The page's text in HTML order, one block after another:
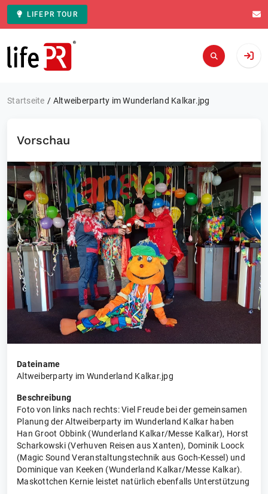
LIFEPR TOUR
Zur Startseite
Startseite Altweiberparty im Wunderland Kalkar.jpg
Vorschau
Dateiname
Altweiberparty im Wunderland Kalkar.jpg
Beschreibung
Foto von links nach rechts: Viel Freude bei der gemeinsamen
Planung der Altweiberparty im Wunderland Kalkar haben
Han Groot Obbink (Wunderland Kalkar/Messe Kalkar), Horst
Scharkowski (Verhuven Reisen aus Xanten), Dominik Loock
(Magic Sound Veranstaltungstechnik aus Goch-Kessel) und
Dominique van Keeken (Wunderland Kalkar/Messe Kalkar).
Maskottchen Kernie leistet natürlich ebenfalls Unterstützung